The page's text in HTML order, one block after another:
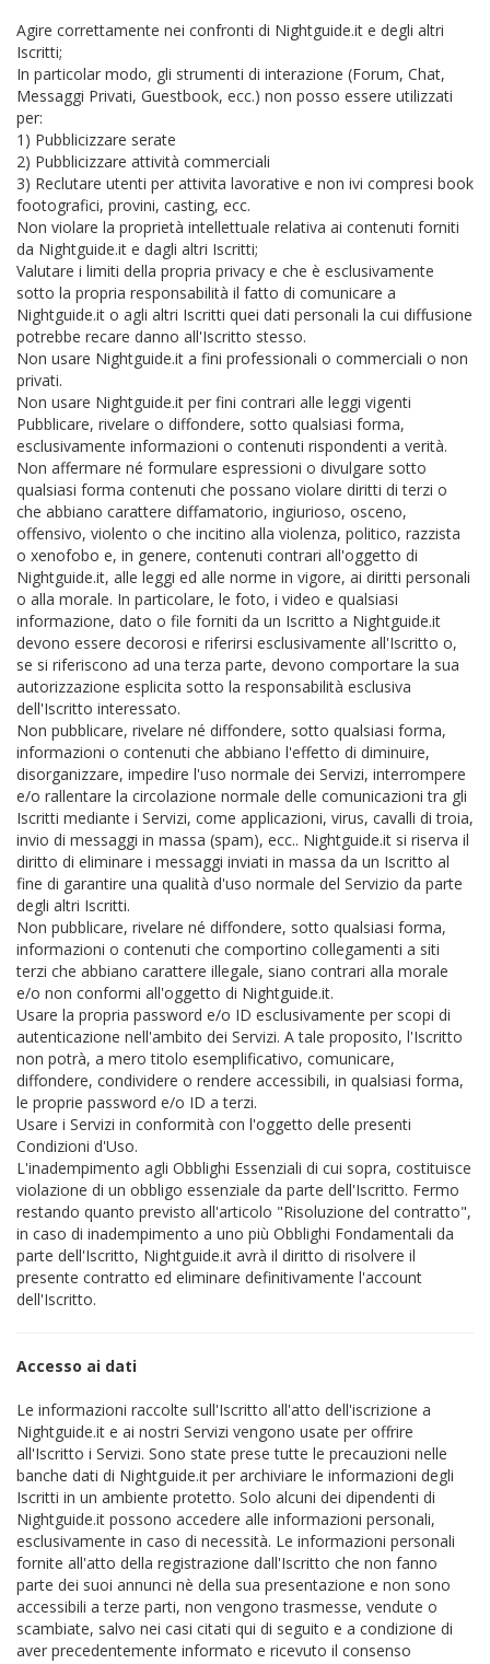
Agire correttamente nei confronti di Nightguide.it e degli altri
Iscritti;
In particolar modo, gli strumenti di interazione (Forum, Chat,
Messaggi Privati, Guestbook, ecc.) non posso essere utilizzati
per:
1) Pubblicizzare serate
2) Pubblicizzare attività commerciali
3) Reclutare utenti per attivita lavorative e non ivi compresi book
footografici, provini, casting, ecc.
Non violare la proprietà intellettuale relativa ai contenuti forniti
da Nightguide.it e dagli altri Iscritti;
Valutare i limiti della propria privacy e che è esclusivamente
sotto la propria responsabilità il fatto di comunicare a
Nightguide.it o agli altri Iscritti quei dati personali la cui diffusione
potrebbe recare danno all'Iscritto stesso.
Non usare Nightguide.it a fini professionali o commerciali o non
privati.
Non usare Nightguide.it per fini contrari alle leggi vigenti
Pubblicare, rivelare o diffondere, sotto qualsiasi forma,
esclusivamente informazioni o contenuti rispondenti a verità.
Non affermare né formulare espressioni o divulgare sotto
qualsiasi forma contenuti che possano violare diritti di terzi o
che abbiano carattere diffamatorio, ingiurioso, osceno,
offensivo, violento o che incitino alla violenza, politico, razzista
o xenofobo e, in genere, contenuti contrari all'oggetto di
Nightguide.it, alle leggi ed alle norme in vigore, ai diritti personali
o alla morale. In particolare, le foto, i video e qualsiasi
informazione, dato o file forniti da un Iscritto a Nightguide.it
devono essere decorosi e riferirsi esclusivamente all'Iscritto o,
se si riferiscono ad una terza parte, devono comportare la sua
autorizzazione esplicita sotto la responsabilità esclusiva
dell'Iscritto interessato.
Non pubblicare, rivelare né diffondere, sotto qualsiasi forma,
informazioni o contenuti che abbiano l'effetto di diminuire,
disorganizzare, impedire l'uso normale dei Servizi, interrompere
e/o rallentare la circolazione normale delle comunicazioni tra gli
Iscritti mediante i Servizi, come applicazioni, virus, cavalli di troia,
invio di messaggi in massa (spam), ecc.. Nightguide.it si riserva il
diritto di eliminare i messaggi inviati in massa da un Iscritto al
fine di garantire una qualità d'uso normale del Servizio da parte
degli altri Iscritti.
Non pubblicare, rivelare né diffondere, sotto qualsiasi forma,
informazioni o contenuti che comportino collegamenti a siti
terzi che abbiano carattere illegale, siano contrari alla morale
e/o non conformi all'oggetto di Nightguide.it.
Usare la propria password e/o ID esclusivamente per scopi di
autenticazione nell'ambito dei Servizi. A tale proposito, l'Iscritto
non potrà, a mero titolo esemplificativo, comunicare,
diffondere, condividere o rendere accessibili, in qualsiasi forma,
le proprie password e/o ID a terzi.
Usare i Servizi in conformità con l'oggetto delle presenti
Condizioni d'Uso.
L'inadempimento agli Obblighi Essenziali di cui sopra, costituisce
violazione di un obbligo essenziale da parte dell'Iscritto. Fermo
restando quanto previsto all'articolo "Risoluzione del contratto",
in caso di inadempimento a uno più Obblighi Fondamentali da
parte dell'Iscritto, Nightguide.it avrà il diritto di risolvere il
presente contratto ed eliminare definitivamente l'account
dell'Iscritto.
Accesso ai dati
Le informazioni raccolte sull'Iscritto all'atto dell'iscrizione a
Nightguide.it e ai nostri Servizi vengono usate per offrire
all'Iscritto i Servizi. Sono state prese tutte le precauzioni nelle
banche dati di Nightguide.it per archiviare le informazioni degli
Iscritti in un ambiente protetto. Solo alcuni dei dipendenti di
Nightguide.it possono accedere alle informazioni personali,
esclusivamente in caso di necessità. Le informazioni personali
fornite all'atto della registrazione dall'Iscritto che non fanno
parte dei suoi annunci nè della sua presentazione e non sono
accessibili a terze parti, non vengono trasmesse, vendute o
scambiate, salvo nei casi citati qui di seguito e a condizione di
aver precedentemente informato e ricevuto il consenso